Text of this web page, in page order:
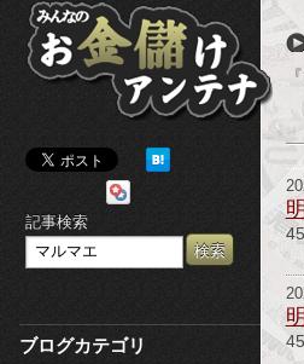
み
記事検索
ブログカテゴリ